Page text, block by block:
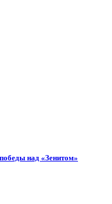
над «Зенитом»